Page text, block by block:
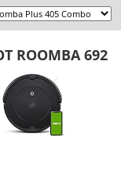
ROOMBA 692